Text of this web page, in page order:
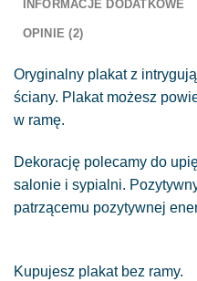
INFORMACJE DODATKOWE
OPINIE (2)
Oryginalny plakat z
ściany. Plakat możesz
w ramę.
Dekorację polecamy do
salonie i sypialni.
patrzącemu pozytywnej
Kupujesz plakat bez ramy.